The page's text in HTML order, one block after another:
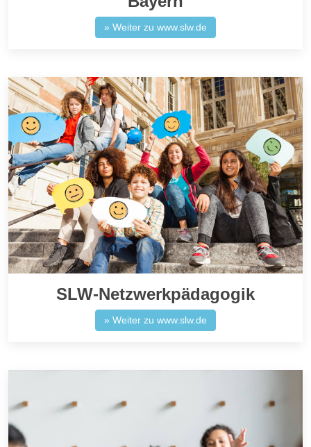
» Weiter zu www.slw.de
SLW-Netzwerkpädagogik
» Weiter zu www.slw.de